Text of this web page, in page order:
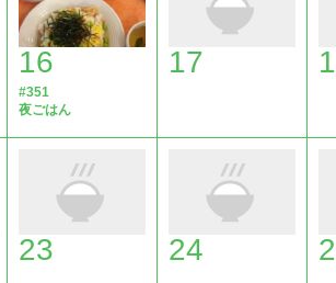
16
#351
夜ごはん
17
23 24